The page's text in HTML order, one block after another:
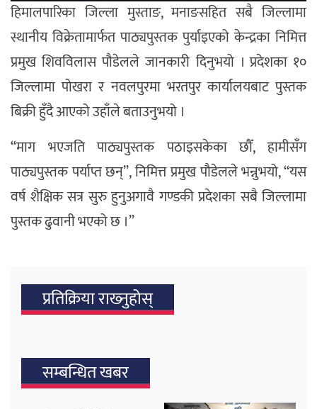
हिमालपारिका जिल्ला मुस्ताङ, मनाङसहित सबै जिल्लामा
स्थानीय विक्रेतामार्फत पाठ्यपुस्तक पुर्याइएको केन्द्रका निमित्त
प्रमुख शिवविलास पौडेलले जानकारी दिनुभयो । प्रदेशका १०
जिल्लामा पोखरा र नवलपुरमा भरतपुर कार्यालयबाट पुस्तक
बिक्री हुँदै आएको उहाँले बताउनुभयो ।
“माग भएजति पाठ्यपुस्तक पठाइसकेका छौँ, हामीसँग
पाठ्यपुस्तक पर्याप्त छन्”, निमित्त प्रमुख पौडेलले भन्नुभयो, “यस
वर्ष शैक्षिक सत्र सुरु हुनुअगावै गण्डकी प्रदेशका सबै जिल्लामा
पुस्तक ढुवानी भएको छ ।”
प्रतिक्रिया राख्‍नुहोस्
सम्बन्धित खबर